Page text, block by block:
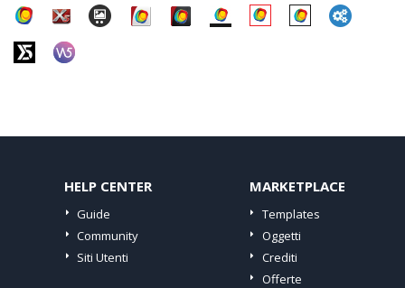
HELP CENTER
Guide
Community
Siti Utenti
MARKETPLACE
Templates
Oggetti
Crediti
Offerte